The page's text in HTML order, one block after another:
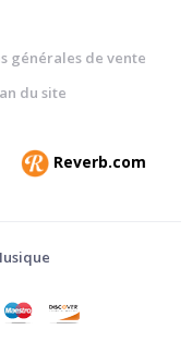
générales de vente
du site
Reverb.com